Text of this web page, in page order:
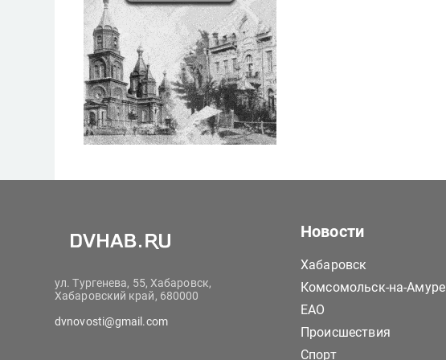
ул. Тургенева, 55, Хабаровск,
Хабаровский край, 680000
dvnovosti@gmail.com
Новости
Хабаровск
Комсомольск-на-Амуре
ЕАО
Происшествия
Спорт